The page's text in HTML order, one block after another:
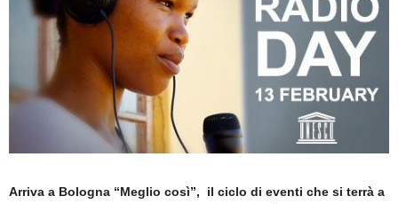
Arriva a Bologna “Meglio così”, il ciclo di eventi che si terrà a